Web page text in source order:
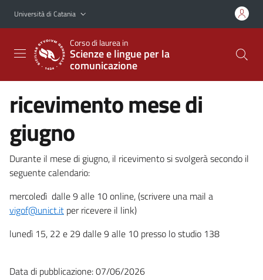
Vai al contenuto principale
Vai al menu di navigazione
Università di Catania
Corso di laurea in
Scienze e lingue per la
comunicazione
ricevimento mese di
giugno
Durante il mese di giugno, il ricevimento si svolgerà secondo il
seguente calendario:
mercoledì dalle 9 alle 10 online, (scrivere una mail a
vigof@unict.it per ricevere il link)
lunedì 15, 22 e 29 dalle 9 alle 10 presso lo studio 138
Data di pubblicazione: 07/06/2026